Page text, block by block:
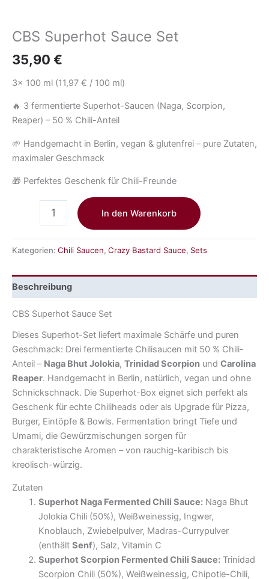
CBS Superhot Sauce Set
35,90 €
3x 100 ml (11,97 € / 100 ml)
🔥 3 fermentierte Superhot-Saucen (Naga, Scorpion,
Reaper) – 50 % Chili-Anteil
🌱 Handgemacht in Berlin, vegan & glutenfrei – pure Zutaten,
maximaler Geschmack
🎁 Perfektes Geschenk für Chili-Freunde
In den Warenkorb
Kategorien: Chili Saucen, Crazy Bastard Sauce, Sets
Beschreibung
CBS Superhot Sauce Set
Dieses Superhot-Set liefert maximale Schärfe und puren
Geschmack: Drei fermentierte Chilisaucen mit 50 % Chili-
Anteil – Naga Bhut Jolokia, Trinidad Scorpion und Carolina
Reaper. Handgemacht in Berlin, natürlich, vegan und ohne
Schnickschnack. Die Superhot-Box eignet sich perfekt als
Geschenk für echte Chiliheads oder als Upgrade für Pizza,
Burger, Eintöpfe & Bowls. Fermentation bringt Tiefe und
Umami, die Gewürzmischungen sorgen für
charakteristische Aromen – von rauchig-karibisch bis
kreolisch-würzig.
Zutaten
Superhot Naga Fermented Chili Sauce:Naga Bhut
Jolokia Chili (50%), Weißweinessig, Ingwer,
Knoblauch, Zwiebelpulver, Madras-Currypulver
(enthält Senf), Salz, Vitamin C
Superhot Scorpion Fermented Chili Sauce:Trinidad
Scorpion Chili (50%), Weißweinessig, Chipotle-Chili,